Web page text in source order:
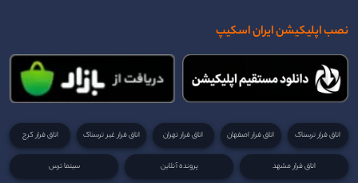
نصب اپلیکیشن ایران اسکیپ
اتاق فرار ترسناک اتاق فرار اصفهان اتاق فرار تهران اتاق فرار غیر ترسناک اتاق فرار کرج
اتاق فرار مشهد پرونده آنلاین سینما ترس